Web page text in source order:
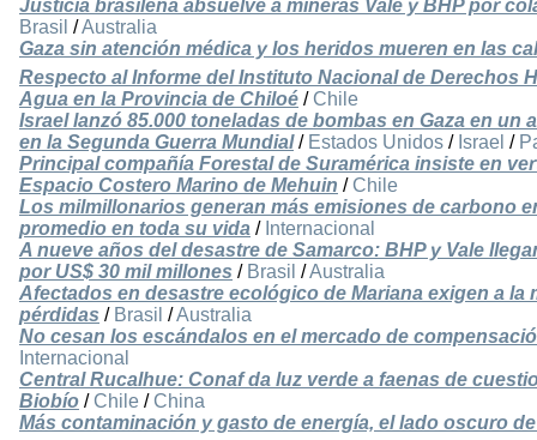
Justicia brasileña absuelve a mineras Vale y BHP por
Brasil /Australia
Gaza sin atención médica y los heridos mueren en las
Respecto al Informe del Instituto Nacional de Derechos
Agua en la Provincia de Chiloé / Chile
Israel lanzó 85.000 toneladas de bombas en Gaza en
en la Segunda Guerra Mundial/ Estados Unidos / Israel /
Principal compañía Forestal de Suramérica insiste en
Espacio Costero Marino de Mehuin / Chile
Los milmillonarios generan más emisiones de carbono
promedio en toda su vida / Internacional
A nueve años del desastre de Samarco: BHP y Vale
por US$ 30 mil millones / Brasil /Australia
Afectados en desastre ecológico de Mariana exigen a la
pérdidas / Brasil /Australia
No cesan los escándalos en el mercado de
Internacional
Central Rucalhue: Conaf da luz verde a faenas de
Biobío / Chile / China
Más contaminación y gasto de energía, el lado oscuro